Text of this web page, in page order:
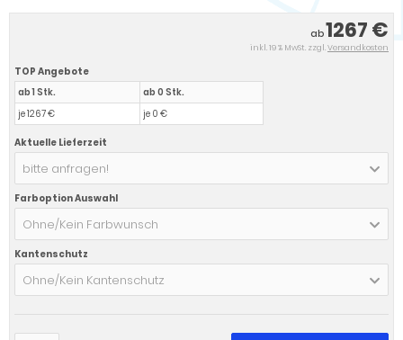
ab1267 €
inkl. 19 % MwSt. zzgl.Versandkosten
TOP Angebote
ab 1 Stk.
je 1267 €
ab 0 Stk.
je 0 €
Aktuelle Lieferzeit
bitte anfragen!
Farboption Auswahl
Ohne/Kein Farbwunsch
Kantenschutz
Ohne/Kein Kantenschutz